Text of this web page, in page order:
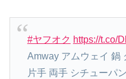
#ヤフオク https://t.co/
Amway アムウェイ 鍋
片手 両手 シチューパ